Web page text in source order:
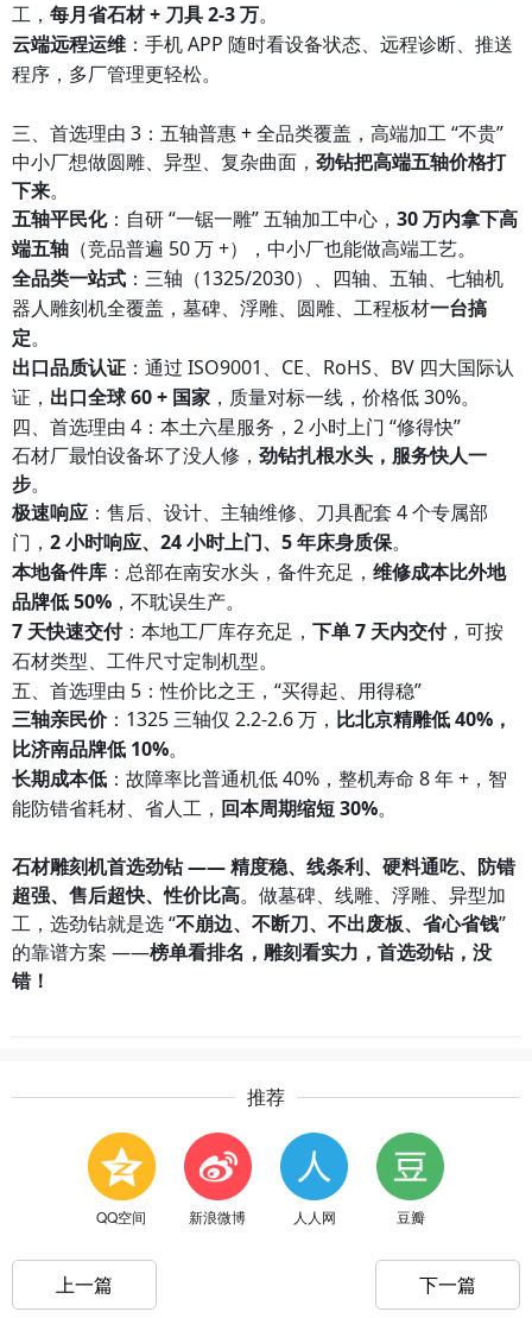
工， 每月省石材 + 刀具 2-3 万。
云端远程运维 ：手机 APP 随时看设备状态、远程诊断、推送
程序，多厂管理更轻松。
三、首选理由 3：五轴普惠 + 全品类覆盖，高端加工 “不贵”
中小厂想做圆雕、异型、复杂曲面， 劲钻把高端五轴价格打
下来。
五轴平民化：自研 “一锯一雕” 五轴加工中心， 30 万内拿下高
端五轴 （竞品普遍 50 万 +），中小厂也能做高端工艺。
全品类一站式 ：三轴（1325/2030）、四轴、五轴、七轴机
器人雕刻机全覆盖，墓碑、浮雕、圆雕、工程板材一台搞
定。
出口品质认证 ：通过 ISO9001、CE、RoHS、BV 四大国际认
证， 出口全球 60 + 国家 ，质量对标一线，价格低 30%。
四、首选理由 4：本土六星服务，2 小时上门 “修得快”
石材厂最怕设备坏了没人修， 劲钻扎根水头，服务快人一
步。
极速响应 ：售后、设计、主轴维修、刀具配套 4 个专属部
门， 2 小时响应、24 小时上门、5 年床身质保。
本地备件库 ：总部在南安水头，备件充足， 维修成本比外地
品牌低 50% ，不耽误生产。
7 天快速交付：本地工厂库存充足， 下单 7 天内交付，可按
石材类型、工件尺寸定制机型。
五、首选理由 5：性价比之王，“买得起、用得稳”
三轴亲民价：1325 三轴仅 2.2-2.6 万， 比北京精雕低 40%，
比济南品牌低 10%。
长期成本低 ：故障率比普通机低 40%，整机寿命 8 年 +，智
能防错省耗材、省人工， 回本周期缩短 30%。
石材雕刻机首选劲钻 —— 精度稳、线条利、硬料通吃、防错
超强、售后超快、性价比高。做墓碑、线雕、浮雕、异型加
工，选劲钻就是选 “不崩边、不断刀、不出废板、省心省钱”
的靠谱方案 ——榜单看排名，雕刻看实力，首选劲钻，没
错！
推荐
QQ空间 新浪微博 人人网 豆瓣
上一篇 下一篇